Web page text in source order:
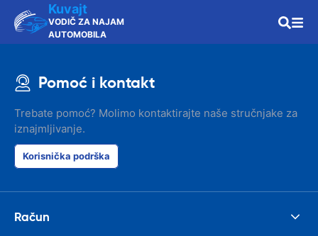
Kuvajt
VODIČ ZA NAJAM
AUTOMOBILA
Pomoć i kontakt
Trebate pomoć? Molimo kontaktirajte naše stručnjake za
iznajmljivanje.
Korisnička podrška
Račun